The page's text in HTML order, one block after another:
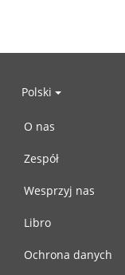
Polski
O nas
Zespół
Wesprzyj nas
Libro
Ochrona danych